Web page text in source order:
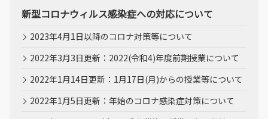
新型コロナウィルス感染症への対応について
2023年4月1日以降のコロナ対策等について
2022年3月3日更新：2022(令和4)年度前期授業について
2022年1月14日更新：1月17日(月)からの授業等について
2022年1月5日更新：年始のコロナ感染症対策について